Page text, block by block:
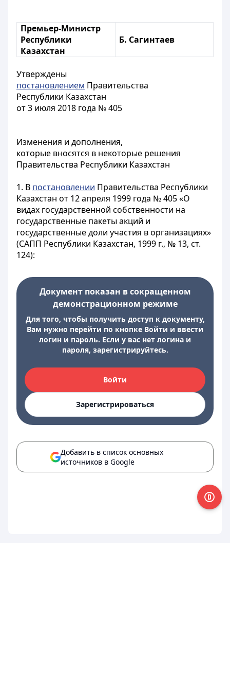
Премьер-Министр
Республики
Казахстан
Б. Сагинтаев
Утверждены
постановлением Правительства
Республики Казахстан
от 3 июля 2018 года № 405
Изменения и дополнения,
которые вносятся в некоторые решения
Правительства Республики Казахстан
1. В постановлении Правительства Республики
Казахстан от 12 апреля 1999 года № 405 «О
видах государственной собственности на
государственные пакеты акций и
государственные доли участия в организациях»
(САПП Республики Казахстан, 1999 г., № 13, ст.
124):
Документ показан в сокращенном
демонстрационном режиме
Для того, чтобы получить доступ к документу,
Вам нужно перейти по кнопке Войти и ввести
логин и пароль. Если у вас нет логина и
пароля, зарегистрируйтесь.
Войти
Зарегистрироваться
Добавить в список основных
источников в Google